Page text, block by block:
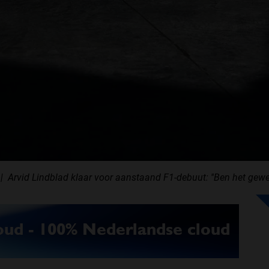
Arvid Lindblad klaar voor aanstaand F1-debuut: ''Ben het